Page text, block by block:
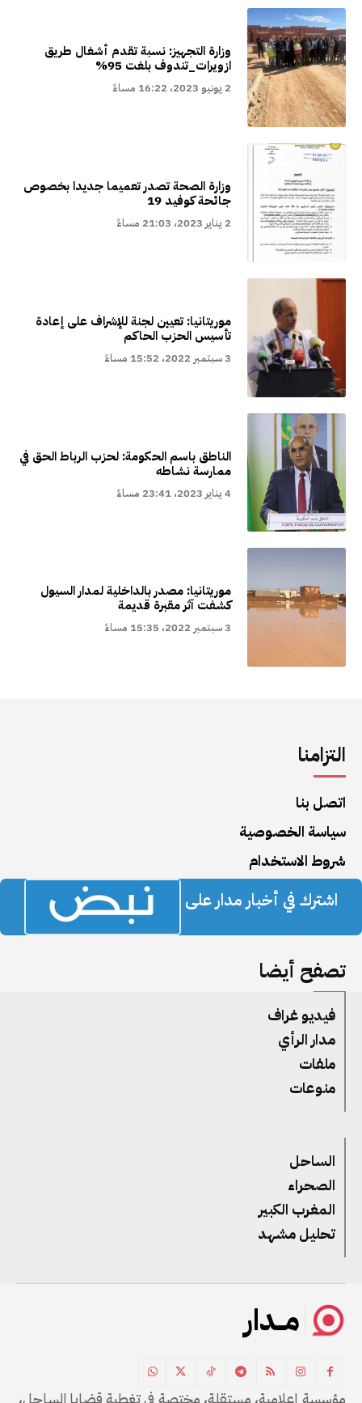
وزارة التجهيز: نسبة تقدم أشغال طريق
ازويرات_تندوف بلغت 95%
2 يونيو 2023، 16:22 مساءً
وزارة الصحة تصدر تعميما جديدا بخصوص
جائحة كوفيد 19
2 يناير 2023، 21:03 مساءً
موريتانيا: تعيين لجنة للإشراف على إعادة
تأسيس الحزب الحاكم
3 سبتمبر 2022، 15:52 مساءً
الناطق باسم الحكومة: لحزب الرباط الحق في
ممارسة نشاطه
4 يناير 2023، 23:41 مساءً
موريتانيا: مصدر بالداخلية لمدار السيول
كشفت آثر مقبرة قديمة
3 سبتمبر 2022، 15:35 مساءً
التزامنا
اتصل بنا
سياسة الخصوصية
شروط الاستخدام
اشترك في أخبار مدار على
تصفح أيضا
فيديو غراف
مدار الرأي
ملفات
منوعات
الساحل
الصحراء
المغرب الكبير
تحليل مشهد
مــدار
مؤسسة إعلامية، مستقلة، مختصة في تغطية قضايا الساحل،